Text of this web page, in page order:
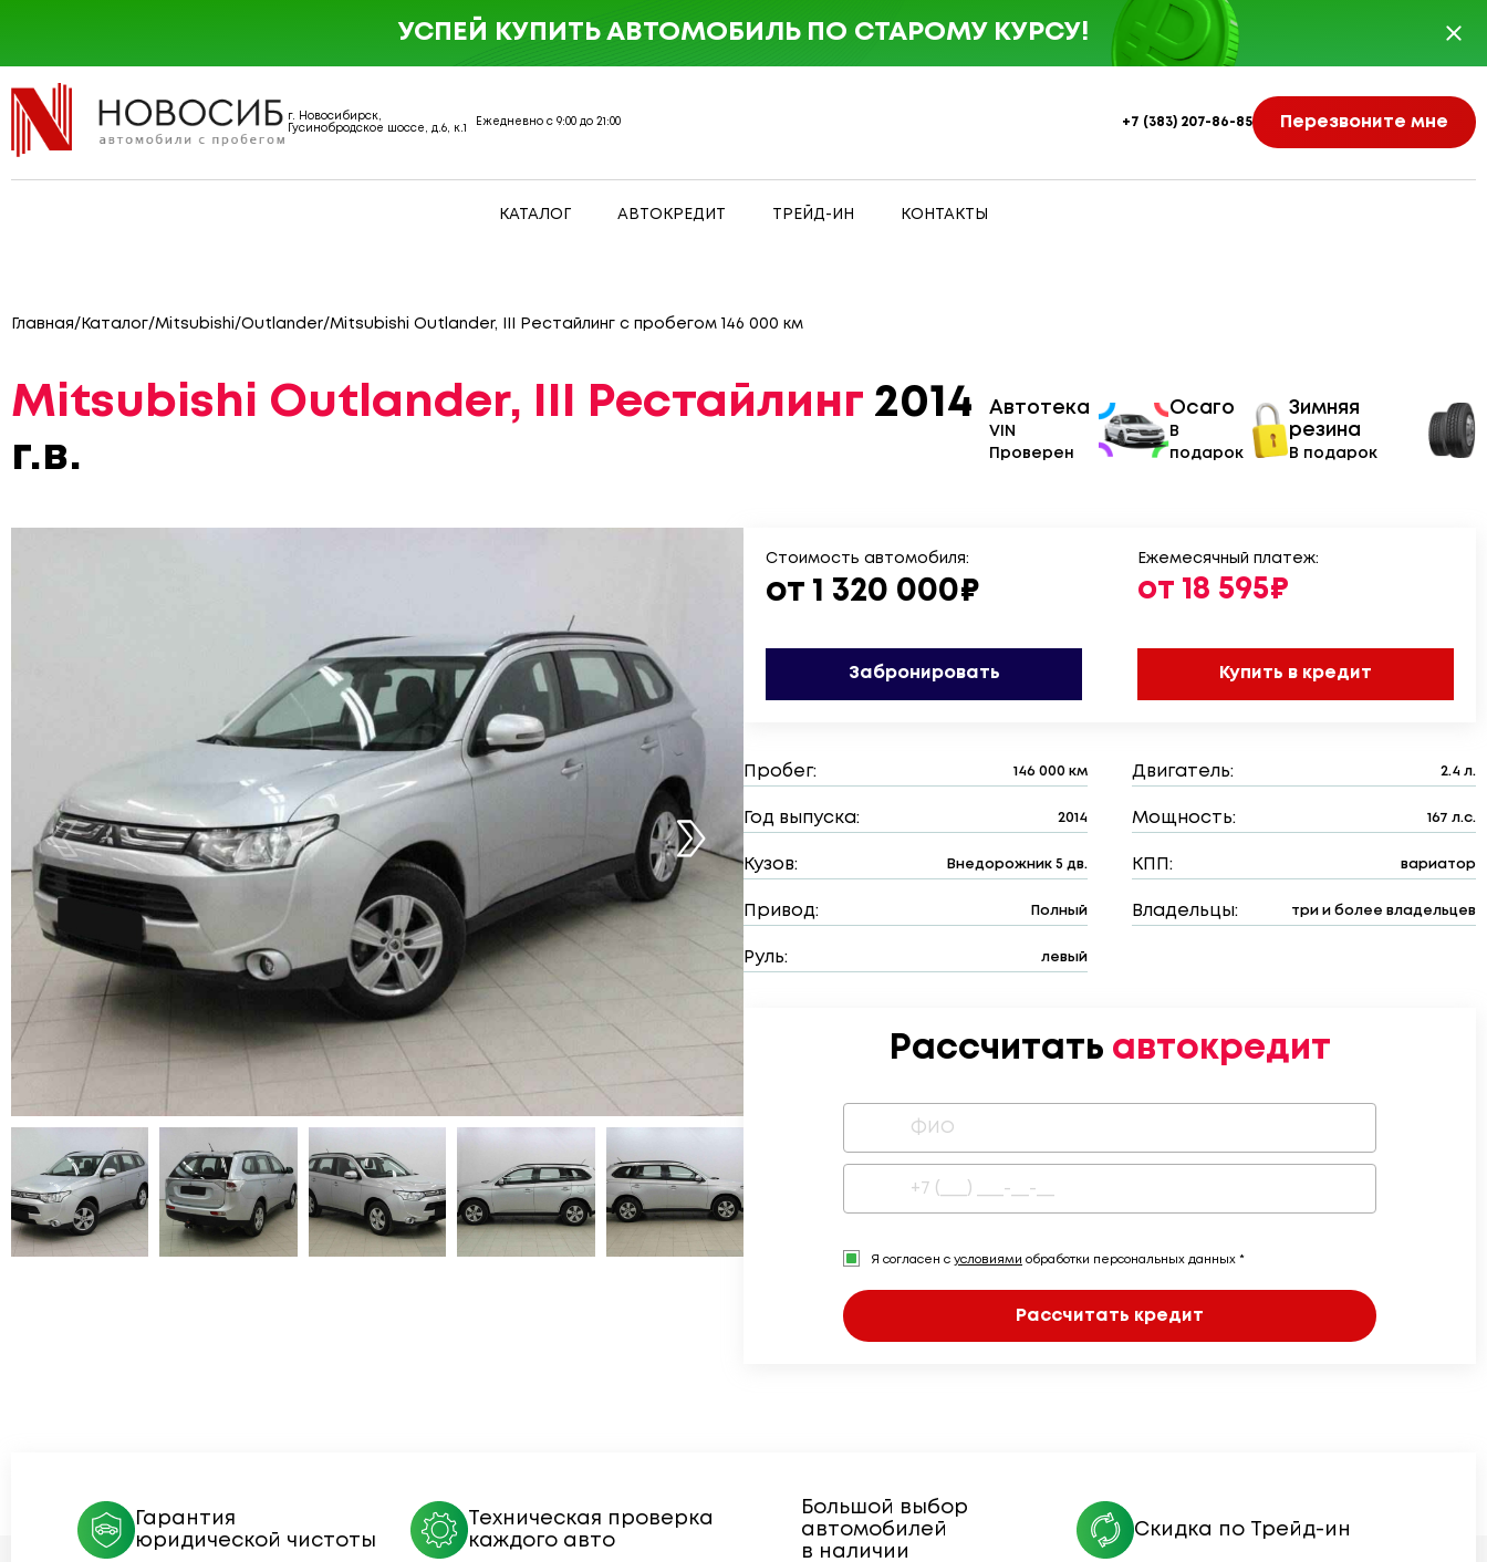
г. Новосибирск,
Гусинобродское шоссе, д.6, к.1
Ежедневно с 9:00 до 21:00 +7 (383) 207-86-85 Перезвоните мне
КАТАЛОГ АВТОКРЕДИТ ТРЕЙД-ИН КОНТАКТЫ
УСПЕЙ КУПИТЬ АВТОМОБИЛЬ ПО СТАРОМУ КУРСУ!
Главная/ Каталог/Mitsubishi/Outlander/Mitsubishi Outlander, III Рестайлинг с пробегом 146 000 км
Mitsubishi Outlander, III Рестайлинг 2014
г.в.
Автотека
VIN
Проверен
Осаго
В
подарок
Зимняя
резина
В подарок
Стоимость автомобиля:
от 1 320 000₽
Забронировать
Ежемесячный платеж:
от 18 595₽
Купить в кредит
Пробег: 146 000 км Двигатель: 2.4 л.
Год выпуска: 2014 Мощность: 167 л.с.
Кузов: Внедорожник 5 дв. КПП: вариатор
Привод: Полный Владельцы: три и более владельцев
Руль: левый
Рассчитать автокредит
Я согласен с условиями обработки персональных данных *
Рассчитать кредит
Гарантия
юридической чистоты
Техническая проверка
каждого авто
Большой выбор
автомобилей
в наличии
Скидка по Трейд-ин